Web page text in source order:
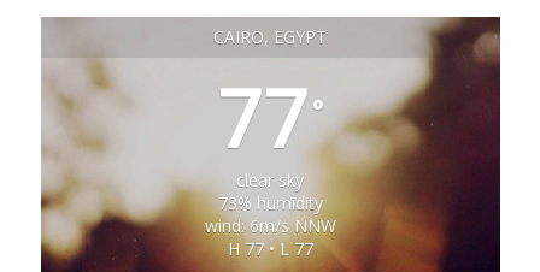
CAIRO, EGYPT
77°
clear sky
73% humidity
wind: 6m/s NNW
H 77 • L 77